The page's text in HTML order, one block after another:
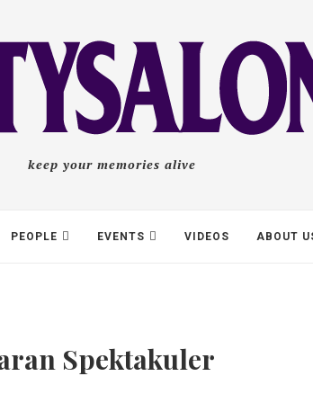
keep your memories alive
PEOPLE EVENTS VIDEOS ABOUT
Spektakuler